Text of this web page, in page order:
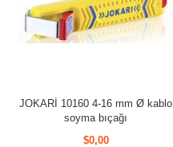
JOKARİ 10160 4-16 mm Ø kablo
soyma bıçağı
$0,00